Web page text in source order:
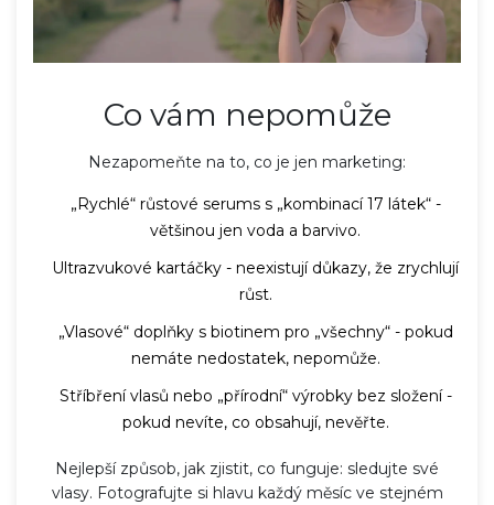
Co vám nepomůže
Nezapomeňte na to, co je jen marketing:
„Rychlé“ růstové serums s „kombinací 17 látek“ -
většinou jen voda a barvivo.
Ultrazvukové kartáčky - neexistují důkazy, že zrychlují
růst.
„Vlasové“ doplňky s biotinem pro „všechny“ - pokud
nemáte nedostatek, nepomůže.
Stříbření vlasů nebo „přírodní“ výrobky bez složení -
pokud nevíte, co obsahují, nevěřte.
Nejlepší způsob, jak zjistit, co funguje: sledujte své
vlasy. Fotografujte si hlavu každý měsíc ve stejném